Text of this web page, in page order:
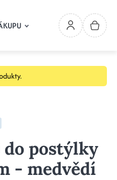
do postýlky
- medvědí